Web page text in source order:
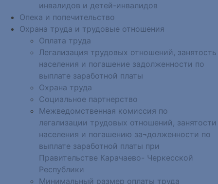
инвалидов и детей-инвалидов
Опека и попечительство
Охрана труда и трудовые отношения
Оплата труда
Легализация трудовых отношений, занятость
населения и погашение задолженности по
выплате заработной платы
Охрана труда
Социальное партнерство
Межведомственная комиссия по
легализации трудовых отношений, занятости
населения и погашению за¬долженности по
выплате заработной платы при
Правительстве Карачаево- Черкесской
Республики
Минимальный размер оплаты труда